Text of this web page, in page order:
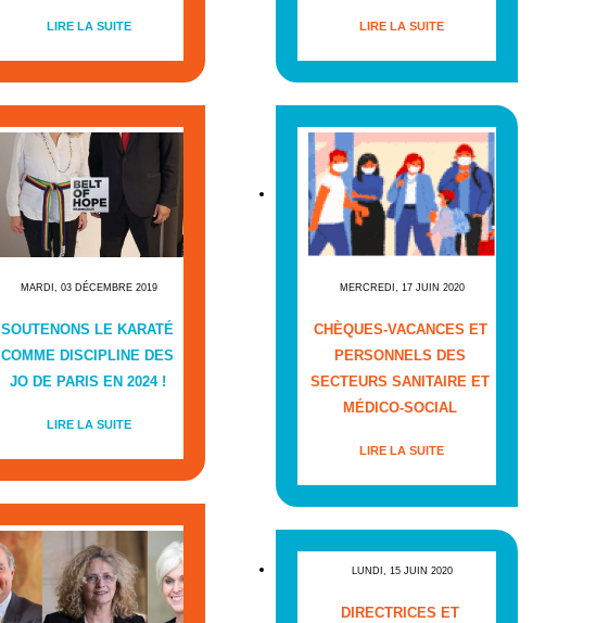
LIRE LA SUITE
MARDI, 03 DÉCEMBRE 2019
SOUTENONS LE KARATÉ
COMME DISCIPLINE DES
JO DE PARIS EN 2024 !
LIRE LA SUITE
LIRE LA SUITE
MERCREDI, 17 JUIN 2020
CHÈQUES-VACANCES ET
PERSONNELS DES
SECTEURS SANITAIRE ET
MÉDICO-SOCIAL
LIRE LA SUITE
LUNDI, 15 JUIN 2020
DIRECTRICES ET